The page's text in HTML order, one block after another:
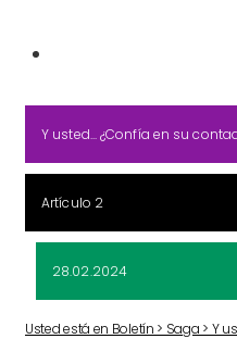
Y usted... ¿Confía en su
Artículo 2
28.02.2024
Usted está en Boletín > Saga > Y